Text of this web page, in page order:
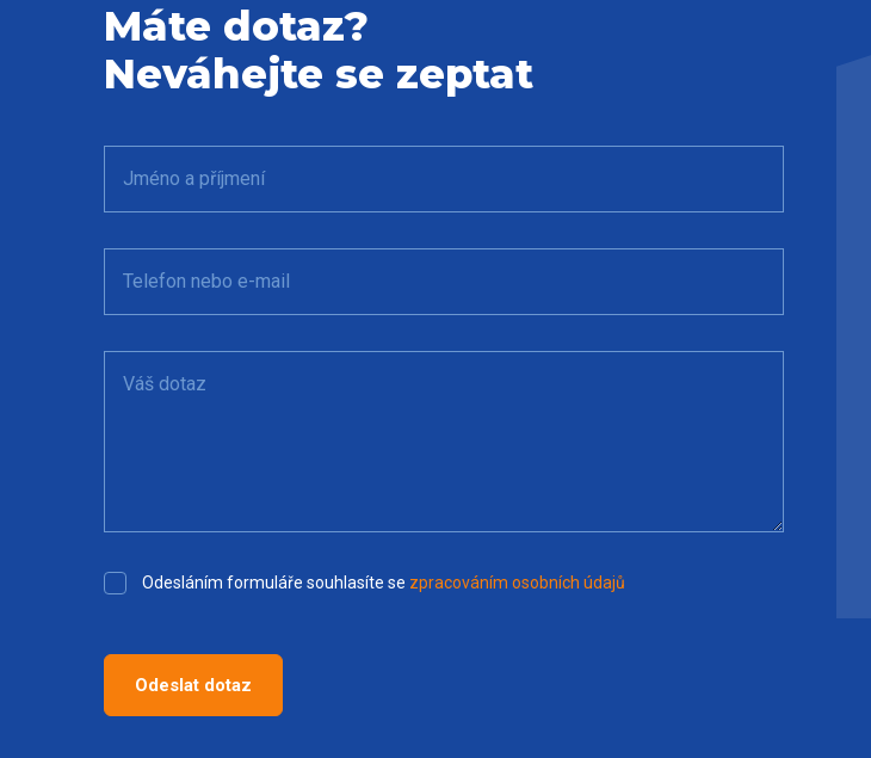
Máte dotaz?
Neváhejte se zeptat
Jméno a příjmení
Telefon nebo e-mail
Váš dotaz
Odesláním formuláře souhlasíte se zpracováním osobních údajů
Odeslat dotaz